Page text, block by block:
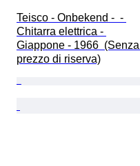
Teisco - Onbekend -  -
Chitarra elettrica -
Giappone - 1966  (Senza
prezzo di riserva)